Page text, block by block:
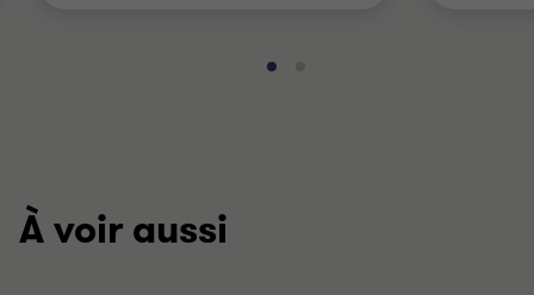
Aller
À voir aussi